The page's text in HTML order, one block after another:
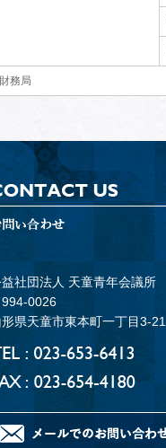
財務局
社団法人 天童青年会議所
994-0026
形県天童市東本町一丁目3-21